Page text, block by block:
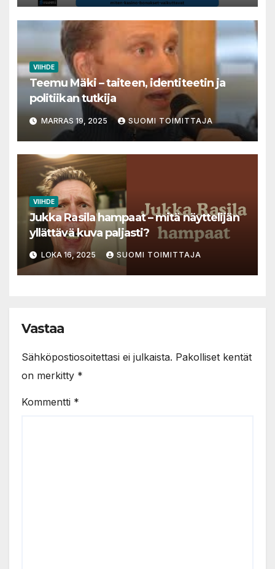
VIIHDE
Teemu Mäki – taiteen, identiteetin ja
politiikan tutkija
MARRAS 19, 2025 SUOMI TOIMITTAJA
VIIHDE
Jukka Rasila hampaat – mitä näyttelijän
yllättävä kuva paljasti?
LOKA 16, 2025 SUOMI TOIMITTAJA
Vastaa
Sähköpostiosoitettasi ei julkaista. Pakolliset kentät
on merkitty *
Kommentti *